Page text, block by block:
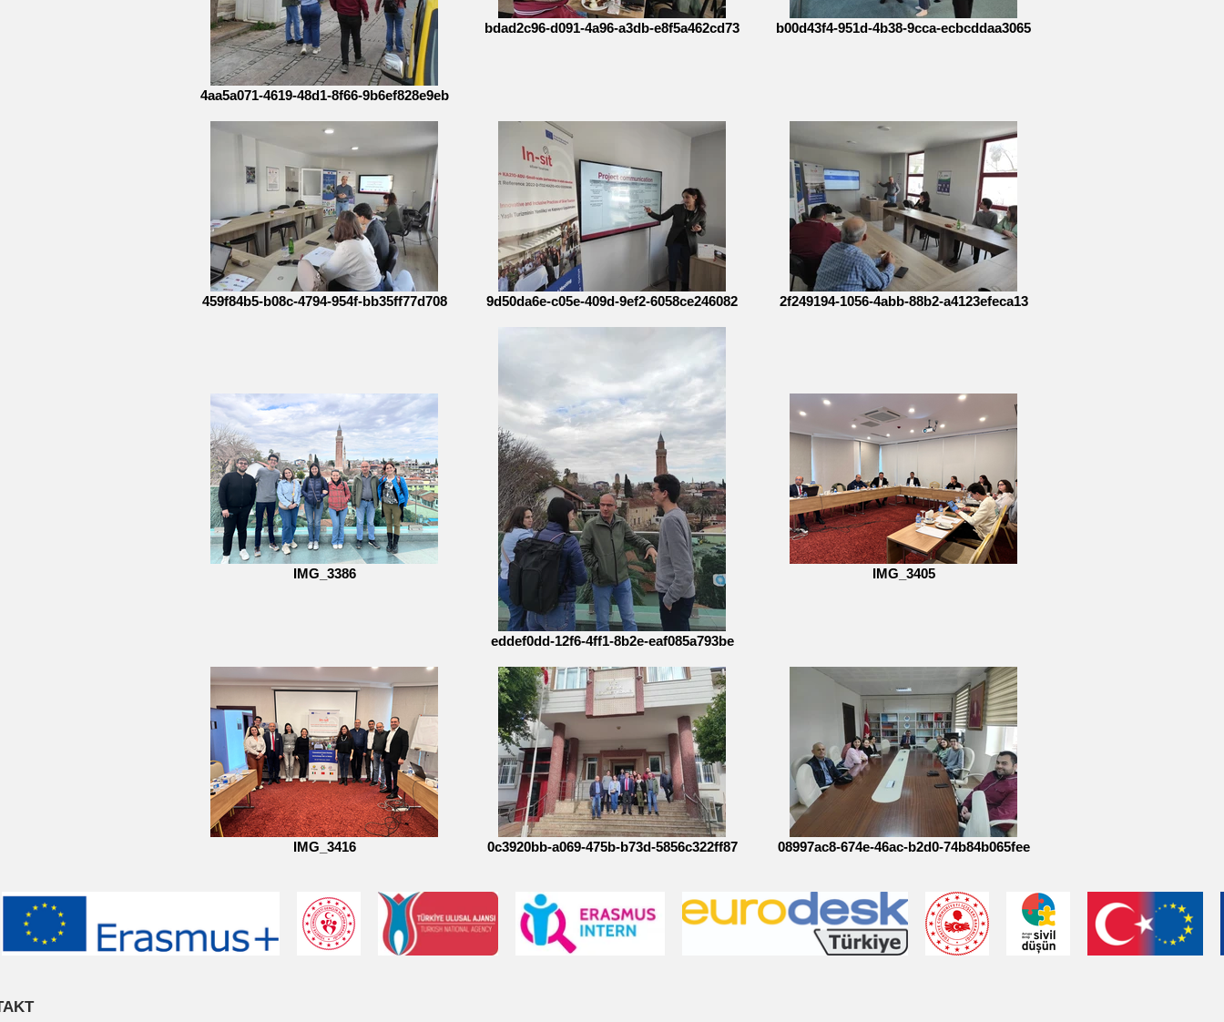
4aa5a071-4619-48d1-8f66-9b6ef828e9eb
bdad2c96-d091-4a96-a3db-e8f5a462cd73 b00d43f4-951d-4b38-9cca-ecbcddaa3065
459f84b5-b08c-4794-954f-bb35ff77d708 9d50da6e-c05e-409d-9ef2-6058ce246082 2f249194-1056-4abb-88b2-a4123efeca13
IMG_3386
eddef0dd-12f6-4ff1-8b2e-eaf085a793be
IMG_3405
IMG_3416 0c3920bb-a069-475b-b73d-5856c322ff87 08997ac8-674e-46ac-b2d0-74b84b065fee